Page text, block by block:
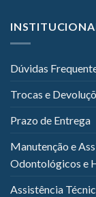
Dúvidas
Trocas e
Prazo de Entrega
Manutenção e
Odontológicos e
Assistência